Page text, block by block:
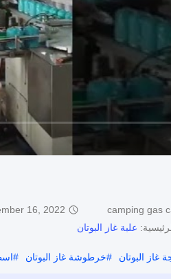
camping gas
16, 2022
علبة غاز البوتان
غاز البوتان #خرطوشة غاز البوتان #